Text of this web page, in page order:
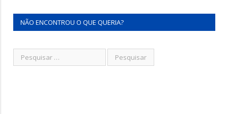
NÃO ENCONTROU O QUE QUERIA?